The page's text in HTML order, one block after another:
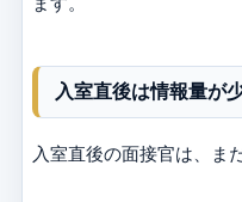
入室直後は情報量が
入室直後の面接官は、ま